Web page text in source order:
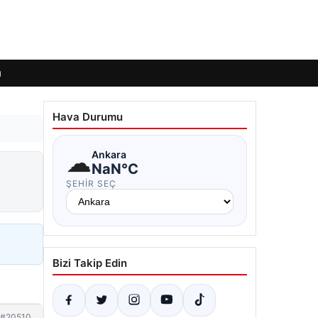
Hava Durumu
☁Ankara
NaN°C
ŞEHIR SEÇ
Bizi Takip Edin